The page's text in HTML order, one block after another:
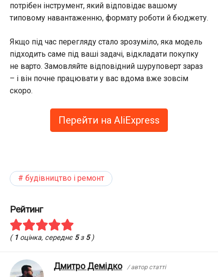
потрібен інструмент, який відповідає вашому
типовому навантаженню, формату роботи й бюджету.
Якщо під час перегляду стало зрозуміло, яка модель
підходить саме під ваші задачі, відкладати покупку
не варто. Замовляйте відповідний шуруповерт зараз
– і він почне працювати у вас вдома вже зовсім
скоро.
Перейти на AliExpress
будівництво і ремонт
Рейтинг
( 1оцінка, середнє 5з 5)
Дмитро Демідко / автор статті